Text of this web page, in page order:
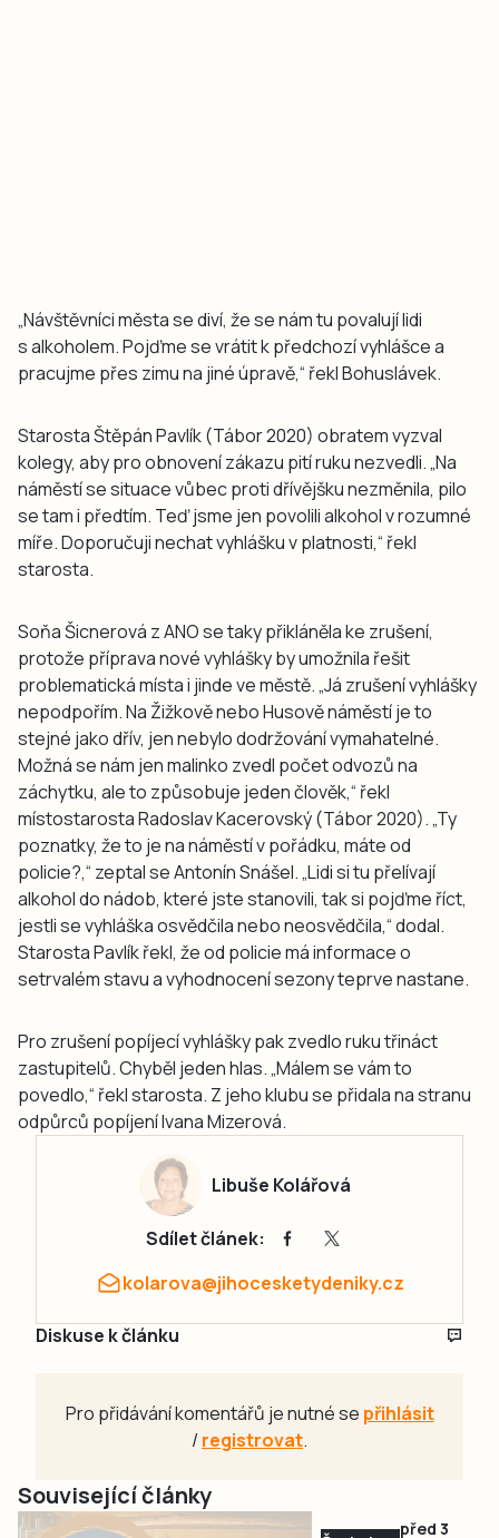
„Návštěvníci města se diví, že se nám tu povalují lidi
s alkoholem. Pojďme se vrátit k předchozí vyhlášce a
pracujme přes zimu na jiné úpravě,“ řekl Bohuslávek.
Starosta Štěpán Pavlík (Tábor 2020) obratem vyzval
kolegy, aby pro obnovení zákazu pití ruku nezvedli. „Na
náměstí se situace vůbec proti dřívějšku nezměnila, pilo
se tam i předtím. Teď jsme jen povolili alkohol v rozumné
míře. Doporučuji nechat vyhlášku v platnosti,“ řekl
starosta.
Soňa Šicnerová z ANO se taky přikláněla ke zrušení,
protože příprava nové vyhlášky by umožnila řešit
problematická místa i jinde ve městě. „Já zrušení vyhlášky
nepodpořím. Na Žižkově nebo Husově náměstí je to
stejné jako dřív, jen nebylo dodržování vymahatelné.
Možná se nám jen malinko zvedl počet odvozů na
záchytku, ale to způsobuje jeden člověk,“ řekl
místostarosta Radoslav Kacerovský (Tábor 2020). „Ty
poznatky, že to je na náměstí v pořádku, máte od
policie?,“ zeptal se Antonín Snášel. „Lidi si tu přelívají
alkohol do nádob, které jste stanovili, tak si pojďme říct,
jestli se vyhláška osvědčila nebo neosvědčila,“ dodal.
Starosta Pavlík řekl, že od policie má informace o
setrvalém stavu a vyhodnocení sezony teprve nastane.
Pro zrušení popíjecí vyhlášky pak zvedlo ruku třináct
zastupitelů. Chyběl jeden hlas. „Málem se vám to
povedlo,“ řekl starosta. Z jeho klubu se přidala na stranu
odpůrců popíjení Ivana Mizerová.
Libuše Kolářová
Sdílet článek:
kolarova@jihocesketydeniky.cz
Diskuse k článku
Pro přidávání komentářů je nutné se přihlásit
/registrovat.
Související články
před 3